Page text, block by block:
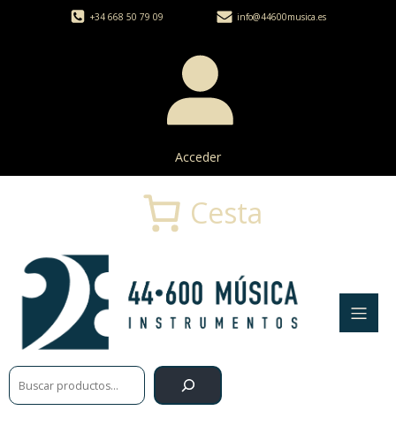
+34 668 50 79 09 info@44600musica.es
Acceder
Buscar
Cesta